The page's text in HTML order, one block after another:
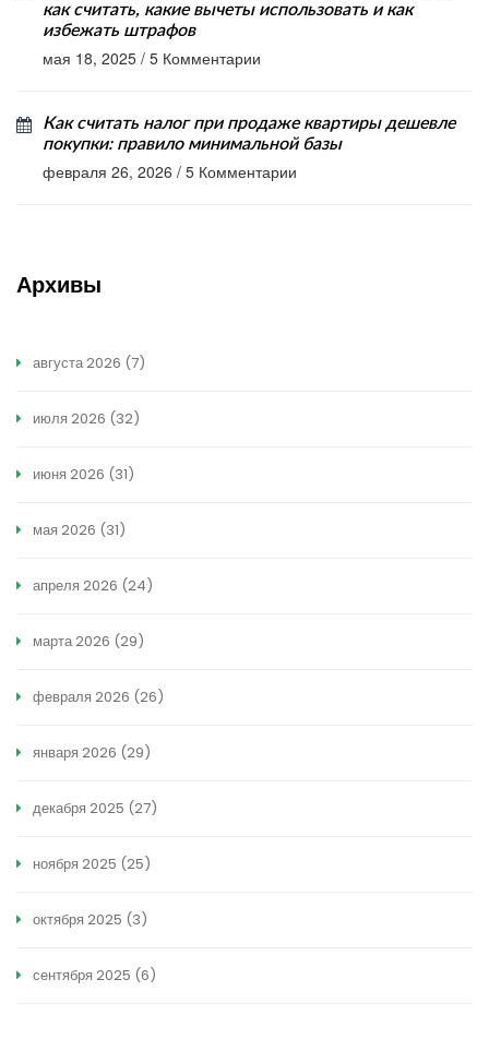
как считать, какие вычеты использовать и как
избежать штрафов
мая 18, 2025 / 5 Комментарии
Как считать налог при продаже квартиры дешевле
покупки: правило минимальной базы
февраля 26, 2026 / 5 Комментарии
Архивы
августа 2026 (7)
июля 2026 (32)
июня 2026 (31)
мая 2026 (31)
апреля 2026 (24)
марта 2026 (29)
февраля 2026 (26)
января 2026 (29)
декабря 2025 (27)
ноября 2025 (25)
октября 2025 (3)
сентября 2025 (6)